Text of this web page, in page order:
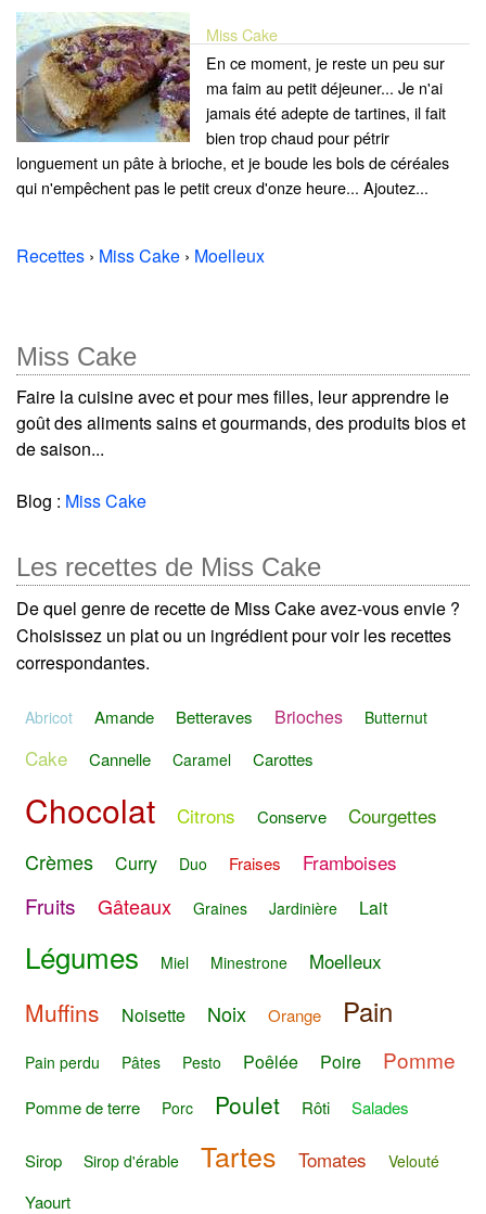
Miss Cake
En ce moment, je reste un peu sur
ma faim au petit déjeuner... Je n'ai
jamais été adepte de tartines, il fait
bien trop chaud pour pétrir
longuement un pâte à brioche, et je boude les bols de céréales
qui n'empêchent pas le petit creux d'onze heure... Ajoutez...
Recettes › Miss Cake › Moelleux
Miss Cake
Faire la cuisine avec et pour mes filles, leur apprendre le
goût des aliments sains et gourmands, des produits bios et
de saison...
Blog : Miss Cake
Les recettes de Miss Cake
De quel genre de recette de Miss Cake avez-vous envie ?
Choisissez un plat ou un ingrédient pour voir les recettes
correspondantes.
Abricot Amande Betteraves Brioches Butternut
Cake Cannelle Caramel Carottes
Chocolat Citrons Conserve Courgettes
Crèmes Curry Duo Fraises Framboises
Fruits Gâteaux Graines Jardinière Lait
Légumes Miel Minestrone Moelleux
Muffins Noisette Noix Orange Pain
Pain perdu Pâtes Pesto Poêlée Poire Pomme
Pomme de terre Porc Poulet Rôti Salades
Sirop Sirop d'érable Tartes Tomates Velouté
Yaourt